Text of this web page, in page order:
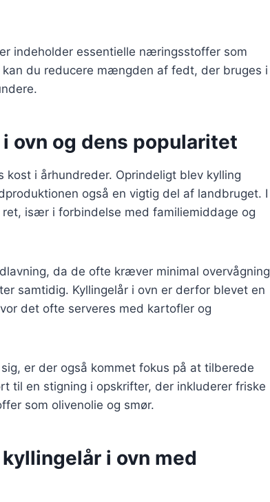
indeholder essentielle næringsstoffer som
du reducere mængden af fedt, der bruges i
ovn og dens popularitet
i århundreder. Oprindeligt blev kylling
også en vigtig del af landbruget. I
især i forbindelse med familiemiddage og
da de ofte kræver minimal overvågning
samtidig. Kyllingelår i ovn er derfor blevet en
det ofte serveres med kartofler og
er der også kommet fokus på at tilberede
til en stigning i opskrifter, der inkluderer friske
som olivenolie og smør.
i ovn med